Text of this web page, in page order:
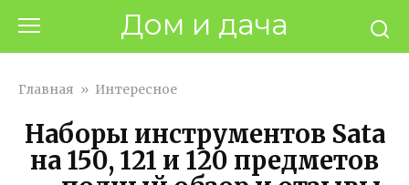
контенту
Дом и дача
Главная » Интересное
Наборы инструментов Sata
на 150, 121 и 120 предметов